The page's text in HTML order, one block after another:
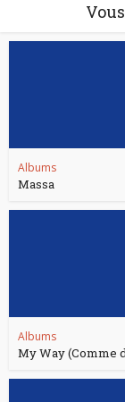
Albums
Massa
Albums
My Way (Comme